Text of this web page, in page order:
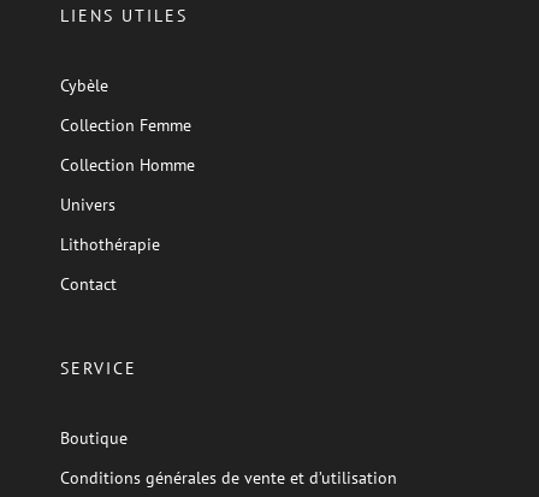
LIENS UTILES
Cybèle
Collection Femme
Collection Homme
Univers
Lithothérapie
Contact
SERVICE
Boutique
Conditions générales de vente et d’utilisation